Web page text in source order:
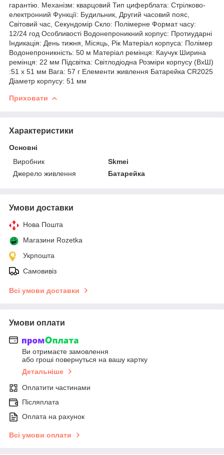
гарантію. Механізм: кварцовий Тип циферблата: Стрілково-
електронний Функції: Будильник, Другий часовий пояс,
Світовий час, Секундомір Скло: Полімерне Формат часу:
12/24 год Особливості Водонепроникний корпус: Протиударні
Індикація: День тижня, Місяць, Рік Матеріал корпуса: Полімер
Водонепроникність: 50 м Матеріал ремінця: Каучук Ширина
ремінця: 22 мм Підсвітка: Світлодіодна Розміри корпусу (ВхШ)
:51 х 51 мм Вага: 57 г Елементи живлення Батарейка CR2025
Діаметр корпусу: 51 мм
Приховати
Характеристики
Основні
Виробник
Skmei
Джерело живлення
Батарейка
Умови доставки
Нова Пошта
Магазини Rozetka
Укрпошта
Самовивіз
Всі умови доставки
Умови оплати
Ви отримаєте замовлення
або гроші повернуться на вашу картку
Детальніше
Оплатити частинами
Післяплата
Оплата на рахунок
Всі умови оплати